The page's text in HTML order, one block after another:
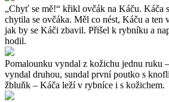
„Chyť se mě!“ křikl ovčák na Káču. Káča
chytila se ovčáka. Měl co nést, Káču a ten
jak by se Káči zbavil. Přišel k rybníku a
hodil.
Pomalounku vyndal z kožichu jednu ruku
vyndal druhou, sundal první poutko s
žbluňk – Káča leží v rybníce i s kožichem.